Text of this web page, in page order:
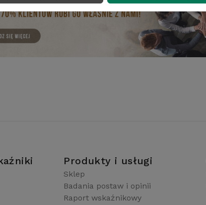
Produkty i usługi
Sklep
Badania postaw i opinii
Raport wskaźnikowy